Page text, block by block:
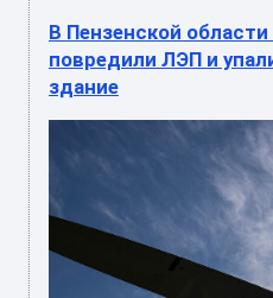
В Пензенской
повредили ЛЭП и
здание